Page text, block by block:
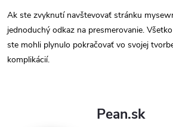
Ak ste zvyknutí navštevovať stránku
jednoduchý odkaz na presmerovanie.
ste mohli plynulo pokračovať vo svojej
komplikácií.
Pean.sk